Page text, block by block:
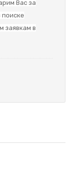
Вас за
поиске
заявкам в